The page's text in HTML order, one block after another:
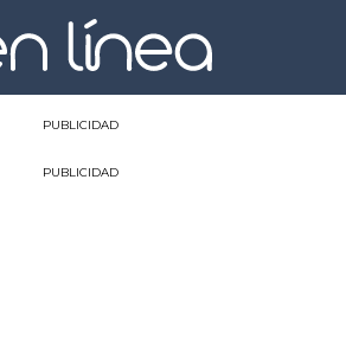
PUBLICIDAD
PUBLICIDAD